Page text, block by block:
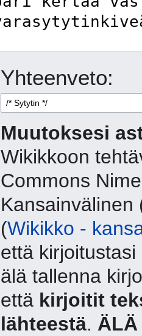
Yhteenveto:
Muutoksesi
Wikikkoon
Commons
Kansainvälinen
(Wikikko -
että
älä tallenna
että kirjoitit
lähteestä. ÄLÄ